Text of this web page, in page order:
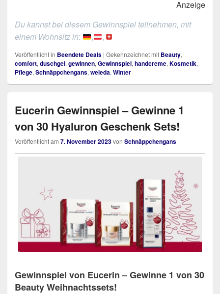
Anzeige
Du kannst bei diesem Gewinnspiel teilnehmen, mit
einem Wohnsitz in: , ,
Veröffentlicht in Beendete Deals | Gekennzeichnet mit Beauty,
comfort, duschgel, gewinnen, Gewinnspiel, handcreme, Kosmetik,
Pflege, Schnäppchengans, weleda, Winter
Eucerin Gewinnspiel – Gewinne 1
von 30 Hyaluron Geschenk Sets!
Veröffentlicht am 7. November 2023von Schnäppchengans
Gewinnspiel von Eucerin – Gewinne 1 von 30
Beauty Weihnachtssets!